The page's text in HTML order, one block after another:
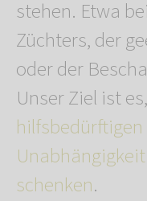
stehen. Etwa
Züchters, der
oder der
Unser Ziel ist
schenken.